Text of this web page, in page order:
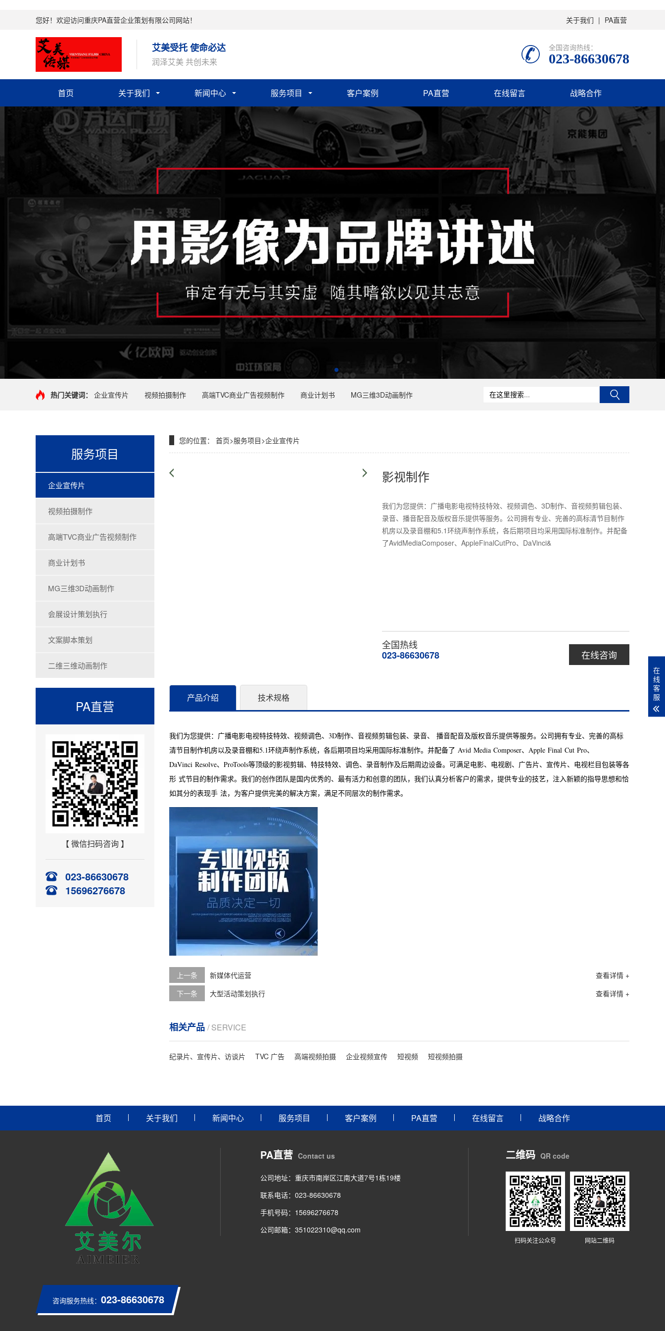
您好！欢迎访问重庆PA直营企业策划有限公司网站！ 关于我们 | PA直营
艾美受托 使命必达
润泽艾美 共创未来
全国咨询热线：
023-86630678
首页 关于我们 新闻中心 服务项目 客户案例 PA直营 在线留言 战略合作
热门关键词： 企业宣传片 视频拍摄制作 高端TVC商业广告视频制作 商业计划书 MG三维3D动画制作
服务项目
企业宣传片
视频拍摄制作
高端TVC商业广告视频制作
商业计划书
MG三维3D动画制作
会展设计策划执行
文案脚本策划
二维三维动画制作
PA直营
【 微信扫码咨询 】
023-86630678
15696276678
您的位置： 首页>服务项目>企业宣传片
影视制作
我们为您提供：广播电影电视特技特效、视频调色、3D制作、音视频剪辑包装、
录音、播音配音及版权音乐提供等服务。公司拥有专业、完善的高标清节目制作
机房以及录音棚和5.1环绕声制作系统，各后期项目均采用国际标准制作。并配备
了AvidMediaComposer、AppleFinalCutPro、DaVinci&
在线咨询
全国热线
023-86630678
产品介绍 技术规格
我们为您提供：广播电影电视特技特效、视频调色、3D制作、音视频剪辑包装、录音、 播音配音及版权音乐提供等服务。公司拥有专业、完善的高标
清节目制作机房以及录音棚和5.1环绕声制作系统，各后期项目均采用国际标准制作。并配备了 Avid Media Composer、Apple Final Cut Pro、
DaVinci Resolve、ProTools等顶级的影视剪辑、特技特效、调色、录音制作及后期周边设备。可满足电影、电视剧、广告片、宣传片、电视栏目包装等各
形 式节目的制作需求。我们的创作团队是国内优秀的、最有活力和创意的团队，我们认真分析客户的需求，提供专业的技艺，注入新颖的指导思想和恰
如其分的表现手 法，为客户提供完美的解决方案，满足不同层次的制作需求。
上一条 查看详情 +
新媒体代运营
下一条
查看详情 +
大型活动策划执行
相关产品 / SERVICE
纪录片、宣传片、访谈片 TVC 广告 高端视频拍摄 企业视频宣传 短视频 短视频拍摄
首页 关于我们 新闻中心 服务项目 客户案例 PA直营 在线留言 战略合作
咨询服务热线： 023-86630678
PA直营 Contact us
公司地址：重庆市南岸区江南大道7号1栋19楼
联系电话：023-86630678
手机号码：15696276678
公司邮箱：351022310@qq.com
二维码 QR code
扫码关注公众号 网站二维码
在
线
客
服